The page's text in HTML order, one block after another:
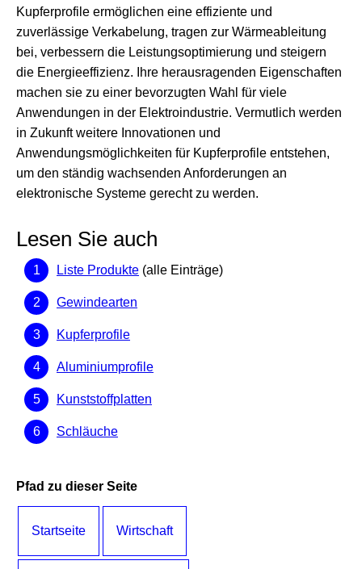
Kupferprofile ermöglichen eine effiziente und
zuverlässige Verkabelung, tragen zur Wärmeableitung
bei, verbessern die Leistungsoptimierung und steigern
die Energieeffizienz. Ihre herausragenden Eigenschaften
machen sie zu einer bevorzugten Wahl für viele
Anwendungen in der Elektroindustrie. Vermutlich werden
in Zukunft weitere Innovationen und
Anwendungsmöglichkeiten für Kupferprofile entstehen,
um den ständig wachsenden Anforderungen an
elektronische Systeme gerecht zu werden.
Lesen Sie auch
Liste Produkte (alle Einträge)
Gewindearten
Kupferprofile
Aluminiumprofile
Kunststoffplatten
Schläuche
Pfad zu dieser Seite
Startseite Wirtschaft